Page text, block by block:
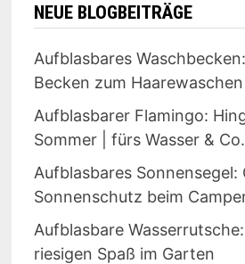
NEUE BLOGBEITRÄGE
Aufblasbares
Becken zum Haarewaschen
Aufblasbarer Flamingo:
Sommer | fürs Wasser & Co.
Aufblasbares Sonnensegel:
Sonnenschutz beim
Aufblasbare
riesigen Spaß im Garten